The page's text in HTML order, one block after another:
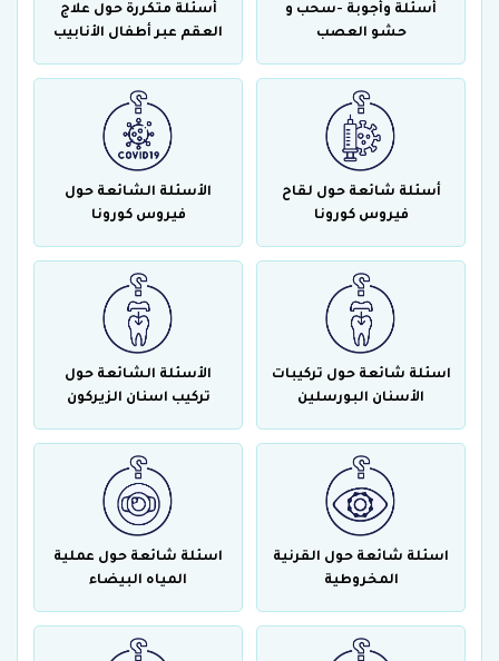
أسئلة وأجوبة -سحب و
حشو العصب
أسئلة متكررة حول علاج
العقم عبر أطفال الأنابيب
أسئلة شائعة حول لقاح
فيروس كورونا
الأسئلة الشائعة حول
فيروس كورونا
اسئلة شائعة حول تركيبات
الأسنان البورسلين
الأسئلة الشائعة حول
تركيب اسنان الزيركون
اسئلة شائعة حول القرنية
المخروطية
اسئلة شائعة حول عملية
المياه البيضاء